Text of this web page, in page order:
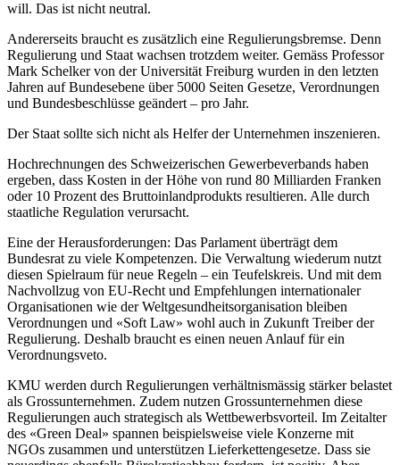
will. Das ist nicht neutral.
Andererseits braucht es zusätzlich eine Regulierungsbremse. Denn
Regulierung und Staat wachsen trotzdem weiter. Gemäss Professor
Mark Schelker von der Universität Freiburg wurden in den letzten
Jahren auf Bundesebene über 5000 Seiten Gesetze, Verordnungen
und Bundesbeschlüsse geändert – pro Jahr.
Der Staat sollte sich nicht als Helfer der Unternehmen inszenieren.
Hochrechnungen des Schweizerischen Gewerbeverbands haben
ergeben, dass Kosten in der Höhe von rund 80 Milliarden Franken
oder 10 Prozent des Bruttoinlandprodukts resultieren. Alle durch
staatliche Regulation verursacht.
Eine der Herausforderungen: Das Parlament überträgt dem
Bundesrat zu viele Kompetenzen. Die Verwaltung wiederum nutzt
diesen Spielraum für neue Regeln – ein Teufelskreis. Und mit dem
Nachvollzug von EU-Recht und Empfehlungen internationaler
Organisationen wie der Weltgesundheitsorganisation bleiben
Verordnungen und «Soft Law» wohl auch in Zukunft Treiber der
Regulierung. Deshalb braucht es einen neuen Anlauf für ein
Verordnungsveto.
KMU werden durch Regulierungen verhältnismässig stärker belastet
als Grossunternehmen. Zudem nutzen Grossunternehmen diese
Regulierungen auch strategisch als Wettbewerbsvorteil. Im Zeitalter
des «Green Deal» spannen beispielsweise viele Konzerne mit
NGOs zusammen und unterstützen Lieferkettengesetze. Dass sie